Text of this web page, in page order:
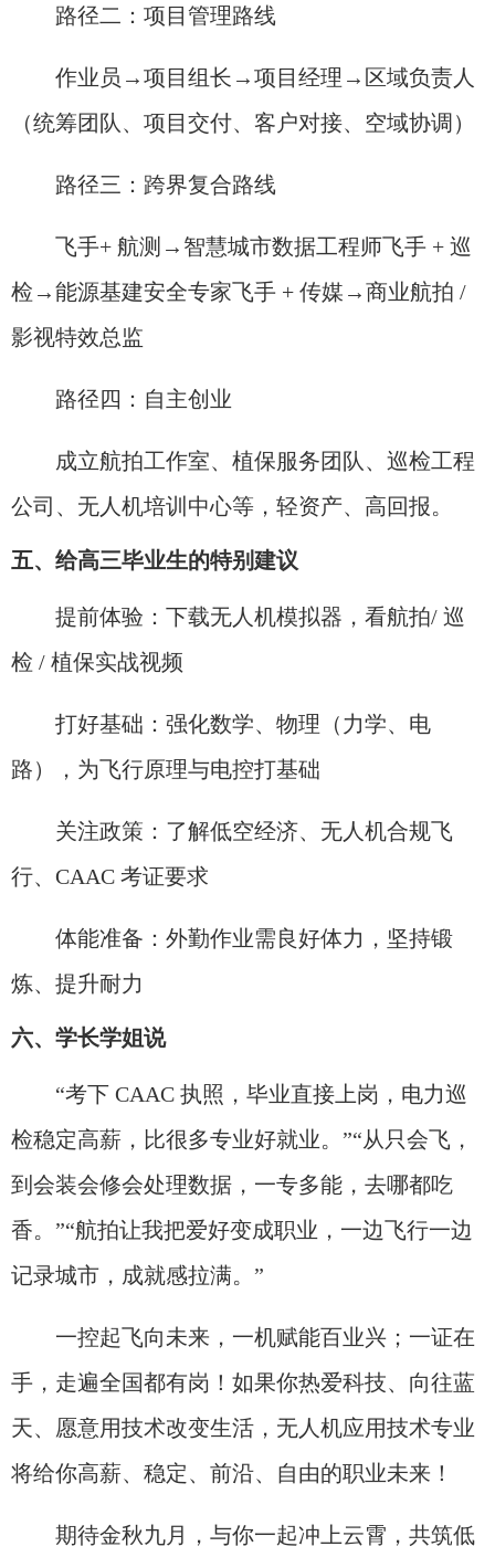
路径二：项目管理路线
作业员→项目组长→项目经理→区域负责人
（统筹团队、项目交付、客户对接、空域协调）
路径三：跨界复合路线
飞手+ 航测→智慧城市数据工程师飞手 + 巡
检→能源基建安全专家飞手 + 传媒→商业航拍 /
影视特效总监
路径四：自主创业
成立航拍工作室、植保服务团队、巡检工程
公司、无人机培训中心等，轻资产、高回报。
五、给高三毕业生的特别建议
提前体验：下载无人机模拟器，看航拍/ 巡
检 / 植保实战视频
打好基础：强化数学、物理（力学、电
路），为飞行原理与电控打基础
关注政策：了解低空经济、无人机合规飞
行、CAAC 考证要求
体能准备：外勤作业需良好体力，坚持锻
炼、提升耐力
六、学长学姐说
“考下 CAAC 执照，毕业直接上岗，电力巡
检稳定高薪，比很多专业好就业。”“从只会飞，
到会装会修会处理数据，一专多能，去哪都吃
香。”“航拍让我把爱好变成职业，一边飞行一边
记录城市，成就感拉满。”
一控起飞向未来，一机赋能百业兴；一证在
手，走遍全国都有岗！如果你热爱科技、向往蓝
天、愿意用技术改变生活，无人机应用技术专业
将给你高薪、稳定、前沿、自由的职业未来！
期待金秋九月，与你一起冲上云霄，共筑低